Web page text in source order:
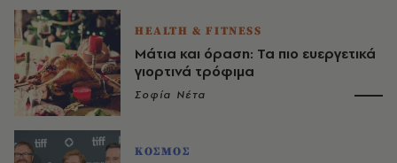
HEALTH & FITNESS
Μάτια και όραση: Τα πιο ευεργετικά
γιορτινά τρόφιμα
Σοφία Νέτα
ΚΟΣΜΟΣ